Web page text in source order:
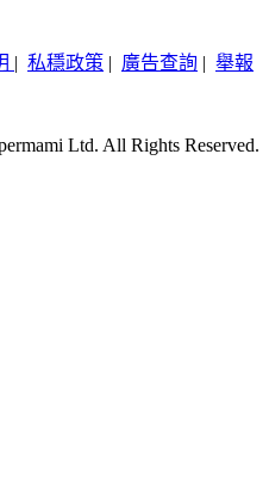
| 私穩政策 | 廣告查詢 | 舉報
Ltd. All Rights Reserved.